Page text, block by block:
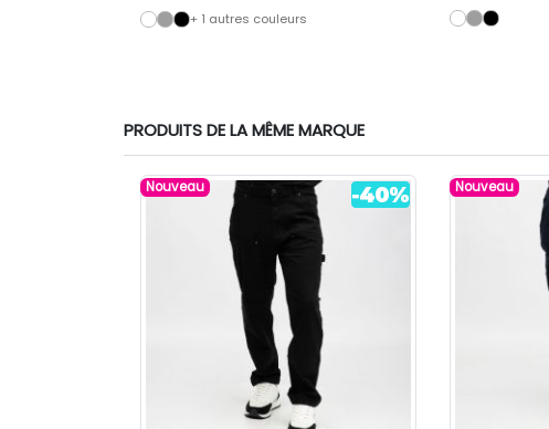
+ 1 autres couleurs
PRODUITS DE LA MÊME MARQUE
Nouveau Nouveau